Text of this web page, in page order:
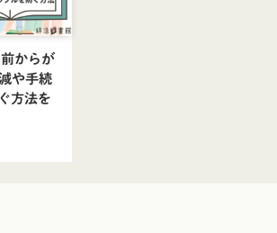
からが
や手続
方法を